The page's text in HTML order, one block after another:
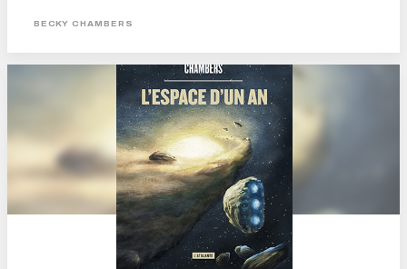
tombée amoureuse de ce livre, de son univers, de ses personnages. C’était doux,
BECKY CHAMBERS